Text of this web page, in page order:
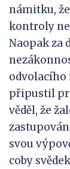
námitku,
kontroly
Naopak za
odvolacího
připustil
věděl, že
svou
coby